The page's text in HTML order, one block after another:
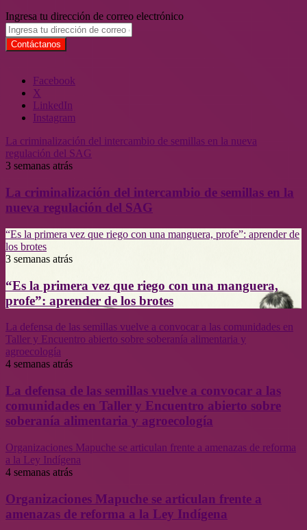
Ingresa tu dirección de correo electrónico
Facebook
X
LinkedIn
Instagram
La criminalización del intercambio de semillas en la nueva
regulación del SAG
3 semanas atrás
La criminalización del intercambio de semillas en la
nueva regulación del SAG
“Es la primera vez que riego con una manguera, profe”: aprender de
los brotes
3 semanas atrás
“Es la primera vez que riego con una manguera,
profe”: aprender de los brotes
La defensa de las semillas vuelve a convocar a las comunidades en
Taller y Encuentro abierto sobre soberanía alimentaria y
agroecología
4 semanas atrás
La defensa de las semillas vuelve a convocar a las
comunidades en Taller y Encuentro abierto sobre
soberanía alimentaria y agroecología
Organizaciones Mapuche se articulan frente a amenazas de reforma
a la Ley Indígena
4 semanas atrás
Organizaciones Mapuche se articulan frente a
amenazas de reforma a la Ley Indígena